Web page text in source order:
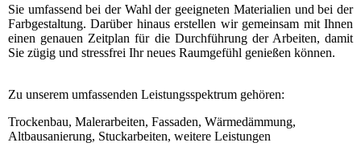
Sie umfassend bei der Wahl der geeigneten Materialien und bei der
Farbgestaltung. Darüber hinaus erstellen wir gemeinsam mit Ihnen
einen genauen Zeitplan für die Durchführung der Arbeiten, damit
Sie zügig und stressfrei Ihr neues Raumgefühl genießen können.
Zu unserem umfassenden Leistungsspektrum gehören:
Trockenbau, Malerarbeiten, Fassaden, Wärmedämmung,
Altbausanierung, Stuckarbeiten, weitere Leistungen